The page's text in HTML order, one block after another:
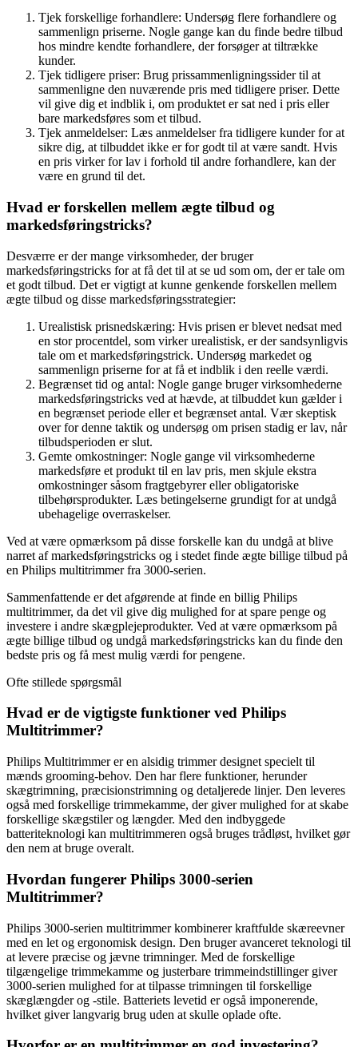
Tjek forskellige forhandlere: Undersøg flere forhandlere og
sammenlign priserne. Nogle gange kan du finde bedre tilbud
hos mindre kendte forhandlere, der forsøger at tiltrække
kunder.
Tjek tidligere priser: Brug prissammenligningssider til at
sammenligne den nuværende pris med tidligere priser. Dette
vil give dig et indblik i, om produktet er sat ned i pris eller
bare markedsføres som et tilbud.
Tjek anmeldelser: Læs anmeldelser fra tidligere kunder for at
sikre dig, at tilbuddet ikke er for godt til at være sandt. Hvis
en pris virker for lav i forhold til andre forhandlere, kan der
være en grund til det.
Hvad er forskellen mellem ægte tilbud og
markedsføringstricks?
Desværre er der mange virksomheder, der bruger
markedsføringstricks for at få det til at se ud som om, der er tale om
et godt tilbud. Det er vigtigt at kunne genkende forskellen mellem
ægte tilbud og disse markedsføringsstrategier:
Urealistisk prisnedskæring: Hvis prisen er blevet nedsat med
en stor procentdel, som virker urealistisk, er der sandsynligvis
tale om et markedsføringstrick. Undersøg markedet og
sammenlign priserne for at få et indblik i den reelle værdi.
Begrænset tid og antal: Nogle gange bruger virksomhederne
markedsføringstricks ved at hævde, at tilbuddet kun gælder i
en begrænset periode eller et begrænset antal. Vær skeptisk
over for denne taktik og undersøg om prisen stadig er lav, når
tilbudsperioden er slut.
Gemte omkostninger: Nogle gange vil virksomhederne
markedsføre et produkt til en lav pris, men skjule ekstra
omkostninger såsom fragtgebyrer eller obligatoriske
tilbehørsprodukter. Læs betingelserne grundigt for at undgå
ubehagelige overraskelser.
Ved at være opmærksom på disse forskelle kan du undgå at blive
narret af markedsføringstricks og i stedet finde ægte billige tilbud på
en Philips multitrimmer fra 3000-serien.
Sammenfattende er det afgørende at finde en billig Philips
multitrimmer, da det vil give dig mulighed for at spare penge og
investere i andre skægplejeprodukter. Ved at være opmærksom på
ægte billige tilbud og undgå markedsføringstricks kan du finde den
bedste pris og få mest mulig værdi for pengene.
Ofte stillede spørgsmål
Hvad er de vigtigste funktioner ved Philips
Multitrimmer?
Philips Multitrimmer er en alsidig trimmer designet specielt til
mænds grooming-behov. Den har flere funktioner, herunder
skægtrimning, præcisionstrimning og detaljerede linjer. Den leveres
også med forskellige trimmekamme, der giver mulighed for at skabe
forskellige skægstiler og længder. Med den indbyggede
batteriteknologi kan multitrimmeren også bruges trådløst, hvilket gør
den nem at bruge overalt.
Hvordan fungerer Philips 3000-serien
Multitrimmer?
Philips 3000-serien multitrimmer kombinerer kraftfulde skæreevner
med en let og ergonomisk design. Den bruger avanceret teknologi til
at levere præcise og jævne trimninger. Med de forskellige
tilgængelige trimmekamme og justerbare trimmeindstillinger giver
3000-serien mulighed for at tilpasse trimningen til forskellige
skæglængder og -stile. Batteriets levetid er også imponerende,
hvilket giver langvarig brug uden at skulle oplade ofte.